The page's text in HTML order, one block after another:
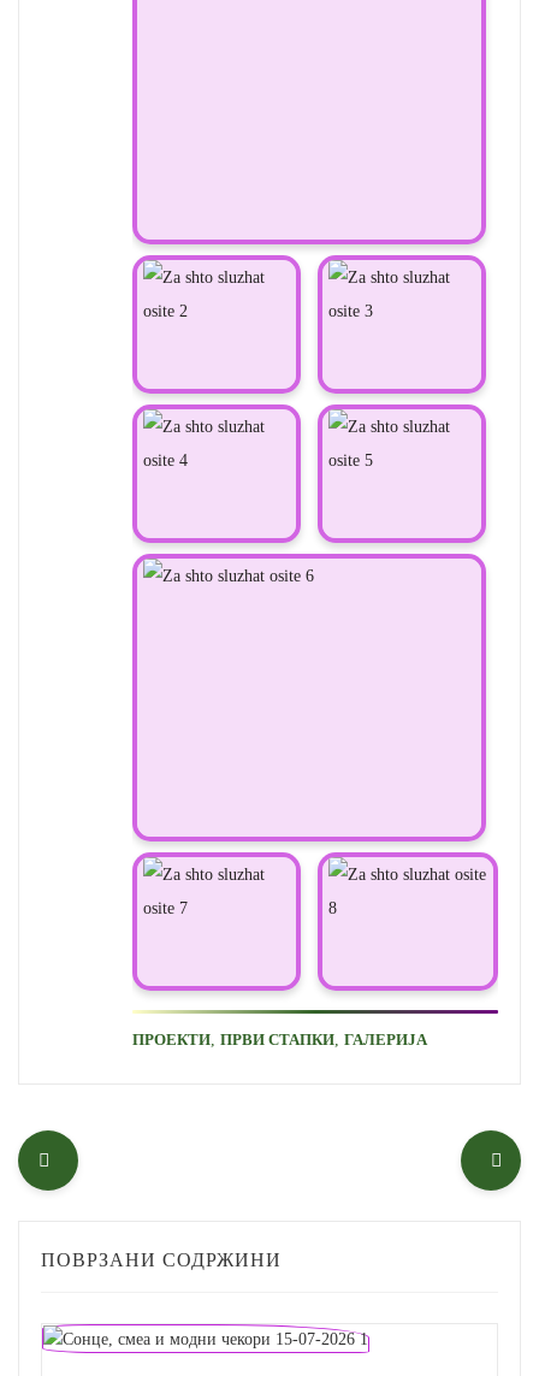
ПРОЕКТИ ,ПРВИ СТАПКИ ,ГАЛЕРИЈА
ПОВРЗАНИ СОДРЖИНИ